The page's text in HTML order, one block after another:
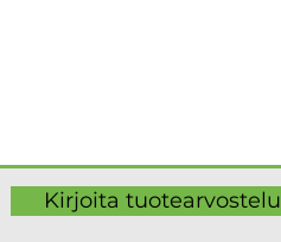
Kirjoita tuotearvostelu